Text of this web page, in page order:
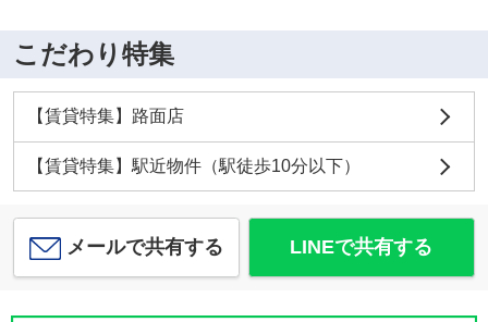
こだわり特集
【賃貸特集】路面店
【賃貸特集】駅近物件（駅徒歩10分以下）
メールで共有する LINEで共有する